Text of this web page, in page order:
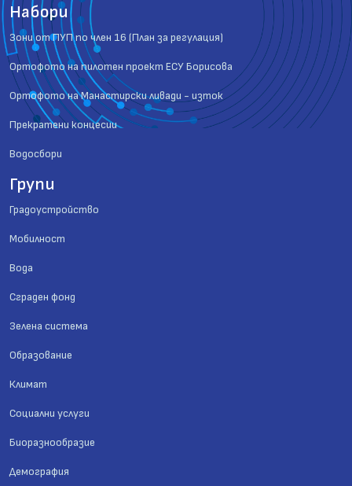
Набори
Зони от ПУП по член 16 (План за регулация)
Ортофото на пилотен проект ЕСУ Борисова
Ортофото на Манастирски ливади - изток
Прекратени концесии
Водосбори
Групи
Градоустройство
Мобилност
Вода
Сграден фонд
Зелена система
Образование
Климат
Социални услуги
Биоразнообразие
Демография